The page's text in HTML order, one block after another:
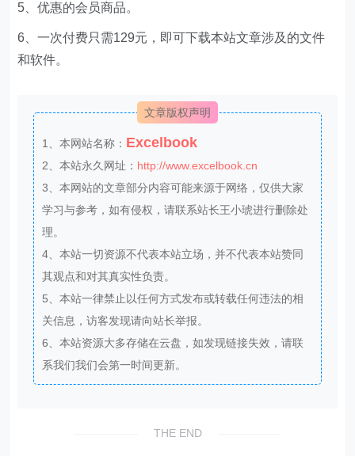
5、优惠的会员商品。
6、一次付费只需129元，即可下载本站文章涉及的文件
和软件。
文章版权声明
1、本网站名称： Excelbook
2、本站永久网址： http://www.excelbook.cn
3、本网站的文章部分内容可能来源于网络，仅供大家
学习与参考，如有侵权，请联系站长王小琥进行删除处
理。
4、本站一切资源不代表本站立场，并不代表本站赞同
其观点和对其真实性负责。
5、本站一律禁止以任何方式发布或转载任何违法的相
关信息，访客发现请向站长举报。
6、本站资源大多存储在云盘，如发现链接失效，请联
系我们我们会第一时间更新。
THE END